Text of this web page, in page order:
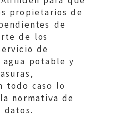
propietarios de
de
de los
de
potable y
todo caso lo
normativa de
datos.